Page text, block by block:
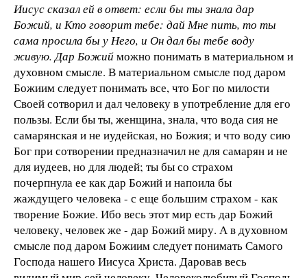
Иисус сказал ей в ответ: если бы ты знала дар
Божий, и Кто говорит тебе: дай Мне пить, то ты
сама просила бы у Него, и Он дал бы тебе воду
живую. Дар Божийможно понимать в материальном и
духовном смысле. В материальном смысле под даром
Божиим следует понимать все, что Бог по милости
Своей сотворил и дал человеку в употребление для его
пользы. Если бы ты, женщина, знала, что вода сия не
самарянская и не иудейская, но Божия; и что воду сию
Бог при сотворении предназначил не для самарян и не
для иудеев, но для людей; ты бы со страхом
почерпнула ее как дар Божий и напоила бы
жаждущего человека - с еще большим страхом - как
творение Божие. Ибо весь этот мир есть дар Божий
человеку, человек же - дар Божий миру. А в духовном
смысле под даром Божиим следует понимать Самого
Господа нашего Иисуса Христа. Даровав весь